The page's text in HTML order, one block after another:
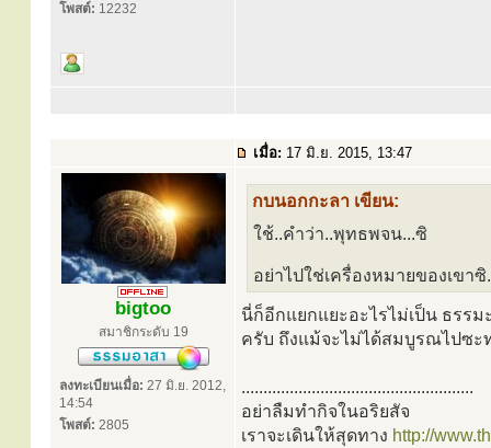
โพสต์: 12232
เมื่อ: 17 มิ.ย. 2015, 13:47
bigtoo
สมาชิกระดับ 19
ลงทะเบียนเมื่อ: 27 มิ.ย. 2012,
14:54
โพสต์: 2805
กบนอกกะลา เขียน:
ใช้..คำว่า..พุทธพจน...ซิ
อย่าไปใช่เครื่องหมายของเขา
นี่ก็อีกแยกแยะอะไรไม่เป็น ธร
ครับ ถึงแม้จะไม่ได้สมบูรณไปซะ
.....................................................
อย่าลืมทำกิจในอริยสัจ
เราจะเดินให้สุดทาง http://